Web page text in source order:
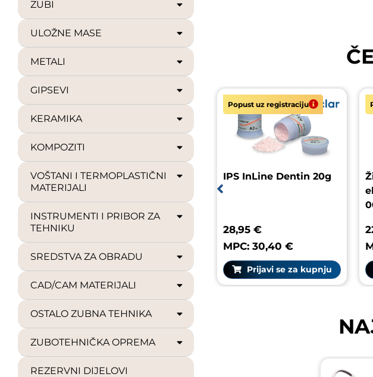
ZUBI
ULOŽNE MASE
METALI
GIPSEVI
KERAMIKA
KOMPOZITI
VOŠTANI I TERMOPLASTIČNI
MATERIJALI
INSTRUMENTI I PRIBOR ZA
TEHNIKU
SREDSTVA ZA OBRADU
CAD/CAM MATERIJALI
OSTALO ZUBNA TEHNIKA
ZUBOTEHNIČKA OPREMA
REZERVNI DIJELOVI
Popust uz registraciju
IPS InLine Dentin 20g
28,95 €
MPC: 30,40 €
Prijavi se za kupnju